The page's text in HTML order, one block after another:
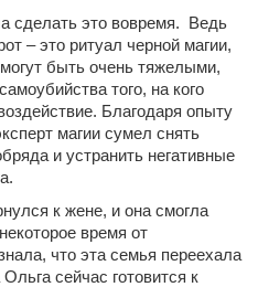
сделать это вовремя. Ведь
– это ритуал черной магии,
быть очень тяжелыми,
того, на кого
Благодаря опыту
магии сумел снять
и устранить негативные
к жене, и она смогла
время от
что эта семья переехала
сейчас готовится к